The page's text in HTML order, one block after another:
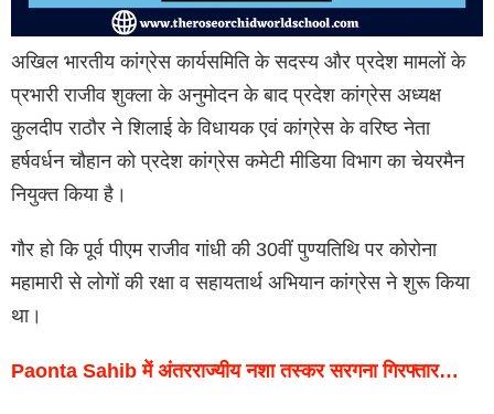
अखिल भारतीय कांग्रेस कार्यसमिति के सदस्य और प्रदेश मामलों के
प्रभारी राजीव शुक्ला के अनुमोदन के बाद प्रदेश कांग्रेस अध्यक्ष
कुलदीप राठौर ने शिलाई के विधायक एवं कांग्रेस के वरिष्ठ नेता
हर्षवर्धन चौहान को प्रदेश कांग्रेस कमेटी मीडिया विभाग का चेयरमैन
नियुक्त किया है।
गौर हो कि पूर्व पीएम राजीव गांधी की 30वीं पुण्यतिथि पर कोरोना
महामारी से लोगों की रक्षा व सहायतार्थ अभियान कांग्रेस ने शुरू किया
था।
Paonta Sahib में अंतरराज्यीय नशा तस्कर सरगना गिरफ्तार…